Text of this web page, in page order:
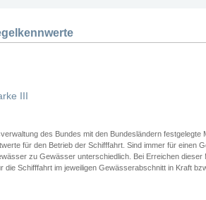
III
des Bundes mit den Bundesländern festgelegte
für den Betrieb der Schifffahrt. Sind immer für einen
zu Gewässer unterschiedlich. Bei Erreichen
Schifffahrt im jeweiligen Gewässerabschnitt in Kraft